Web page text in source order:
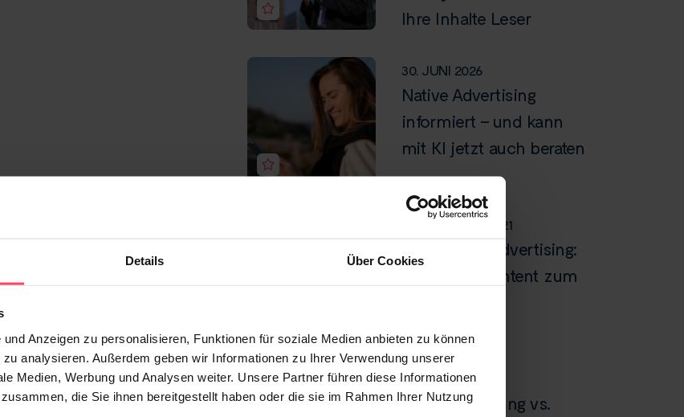
Details Über Cookies
Anzeigen zu personalisieren, Funktionen für soziale Medien anbieten zu können
analysieren. Außerdem geben wir Informationen zu Ihrer Verwendung unserer
Medien, Werbung und Analysen weiter. Unsere Partner führen diese Informationen
die Sie ihnen bereitgestellt haben oder die sie im Rahmen Ihrer Nutzung
Ihre Inhalte Leser
30. JUNI 2026
Native Advertising
informiert – und kann
mit KI jetzt auch beraten
25. OKTOBER 2021
True Native Advertising:
Mit gutem Content zum
13. MÄRZ 2026
Display Werbung vs.